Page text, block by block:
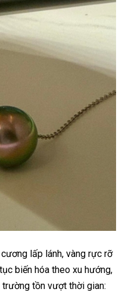
lấp lánh, vàng rực rỡ
biến hóa theo xu hướng,
tồn vượt thời gian: